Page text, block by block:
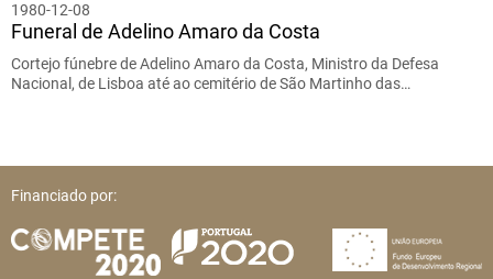
1980-12-08
Funeral de Adelino Amaro da Costa
Cortejo fúnebre de Adelino Amaro da Costa, Ministro da Defesa
Nacional, de Lisboa até ao cemitério de São Martinho das…
Financiado por: